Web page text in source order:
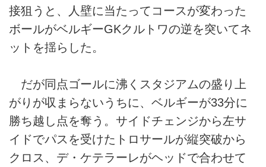
接狙うと、人壁に当たってコースが変わった
ボールがベルギーGKクルトワの逆を突いてネ
ットを揺らした。
だが同点ゴールに沸くスタジアムの盛り上
がりが収まらないうちに、ベルギーが33分に
勝ち越し点を奪う。サイドチェンジから左サ
イドでパスを受けたトロサールが縦突破から
クロス、デ・ケテラーレがヘッドで合わせて